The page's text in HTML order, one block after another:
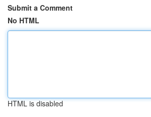
Submit a Comment
No HTML
HTML is disabled